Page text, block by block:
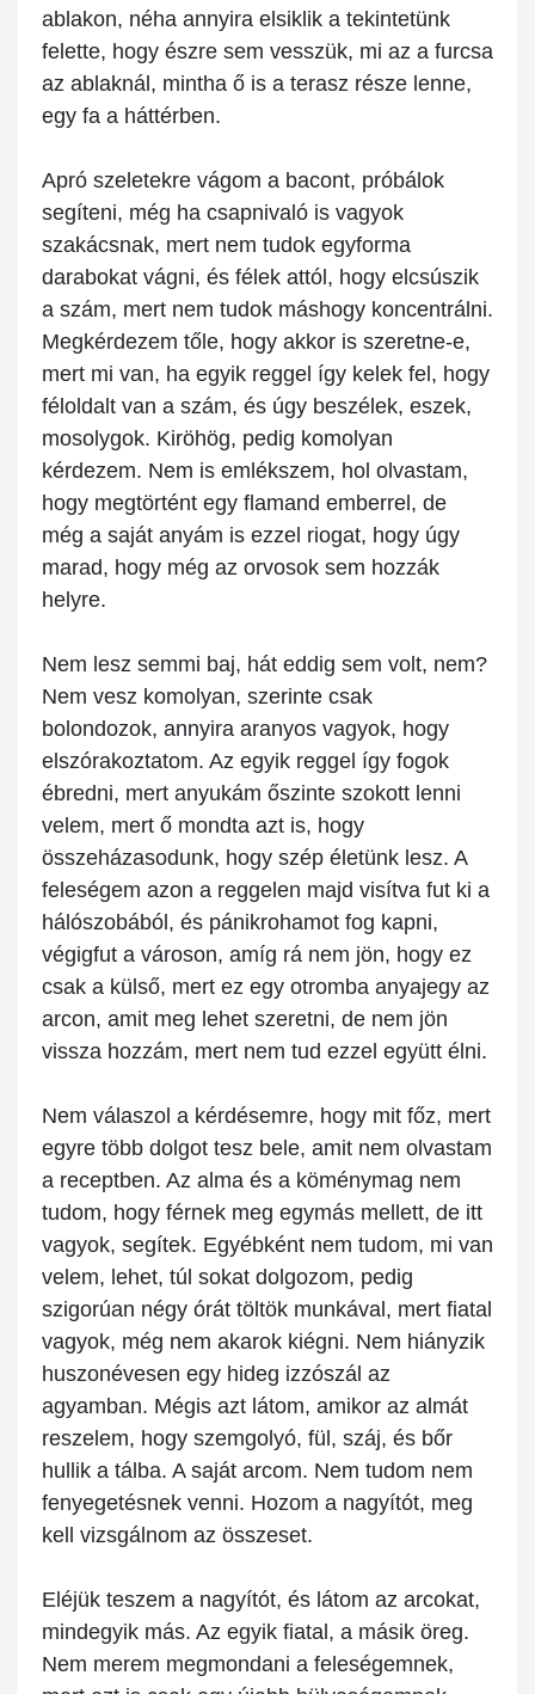
ablakon, néha annyira elsiklik a tekintetünk
felette, hogy észre sem vesszük, mi az a furcsa
az ablaknál, mintha ő is a terasz része lenne,
egy fa a háttérben.
Apró szeletekre vágom a bacont, próbálok
segíteni, még ha csapnivaló is vagyok
szakácsnak, mert nem tudok egyforma
darabokat vágni, és félek attól, hogy elcsúszik
a szám, mert nem tudok máshogy koncentrálni.
Megkérdezem tőle, hogy akkor is szeretne-e,
mert mi van, ha egyik reggel így kelek fel, hogy
féloldalt van a szám, és úgy beszélek, eszek,
mosolygok. Kiröhög, pedig komolyan
kérdezem. Nem is emlékszem, hol olvastam,
hogy megtörtént egy flamand emberrel, de
még a saját anyám is ezzel riogat, hogy úgy
marad, hogy még az orvosok sem hozzák
helyre.
Nem lesz semmi baj, hát eddig sem volt, nem?
Nem vesz komolyan, szerinte csak
bolondozok, annyira aranyos vagyok, hogy
elszórakoztatom. Az egyik reggel így fogok
ébredni, mert anyukám őszinte szokott lenni
velem, mert ő mondta azt is, hogy
összeházasodunk, hogy szép életünk lesz. A
feleségem azon a reggelen majd visítva fut ki a
hálószobából, és pánikrohamot fog kapni,
végigfut a városon, amíg rá nem jön, hogy ez
csak a külső, mert ez egy otromba anyajegy az
arcon, amit meg lehet szeretni, de nem jön
vissza hozzám, mert nem tud ezzel együtt élni.
Nem válaszol a kérdésemre, hogy mit főz, mert
egyre több dolgot tesz bele, amit nem olvastam
a receptben. Az alma és a köménymag nem
tudom, hogy férnek meg egymás mellett, de itt
vagyok, segítek. Egyébként nem tudom, mi van
velem, lehet, túl sokat dolgozom, pedig
szigorúan négy órát töltök munkával, mert fiatal
vagyok, még nem akarok kiégni. Nem hiányzik
huszonévesen egy hideg izzószál az
agyamban. Mégis azt látom, amikor az almát
reszelem, hogy szemgolyó, fül, száj, és bőr
hullik a tálba. A saját arcom. Nem tudom nem
fenyegetésnek venni. Hozom a nagyítót, meg
kell vizsgálnom az összeset.
Eléjük teszem a nagyítót, és látom az arcokat,
mindegyik más. Az egyik fiatal, a másik öreg.
Nem merem megmondani a feleségemnek,